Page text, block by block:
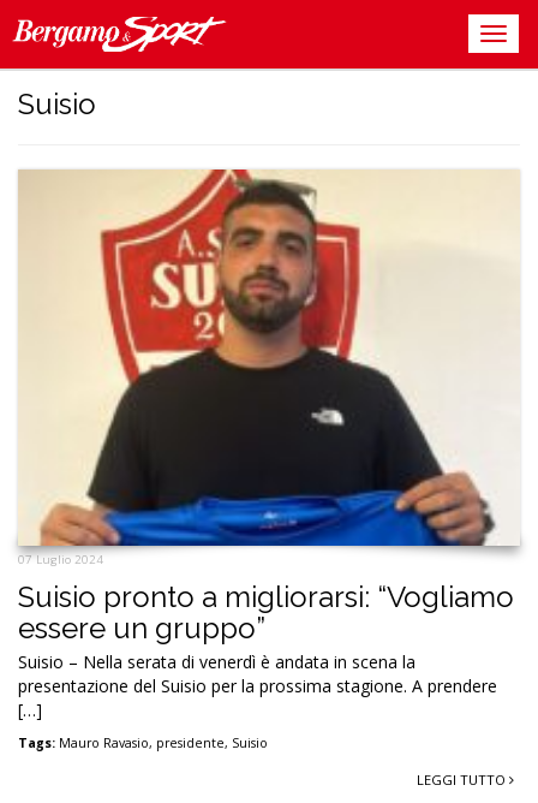
Suisio
07 Luglio 2024
Suisio pronto a migliorarsi: “Vogliamo
essere un gruppo”
Suisio – Nella serata di venerdì è andata in scena la
presentazione del Suisio per la prossima stagione. A prendere
[…]
Tags: Mauro Ravasio, presidente, Suisio
LEGGI TUTTO